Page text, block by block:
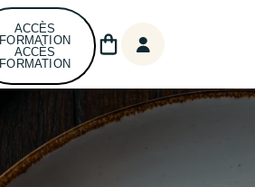
ACCÈS
FORMATION
ACCÈS
FORMATION